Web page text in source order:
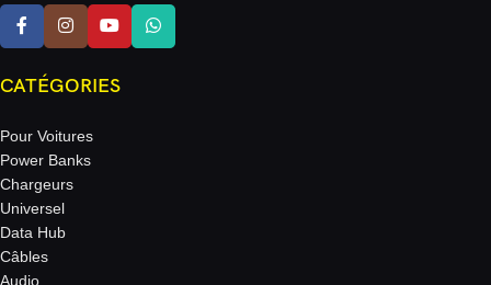
CATÉGORIES
Pour Voitures
Power Banks
Chargeurs
Universel
Data Hub
Câbles
Audio